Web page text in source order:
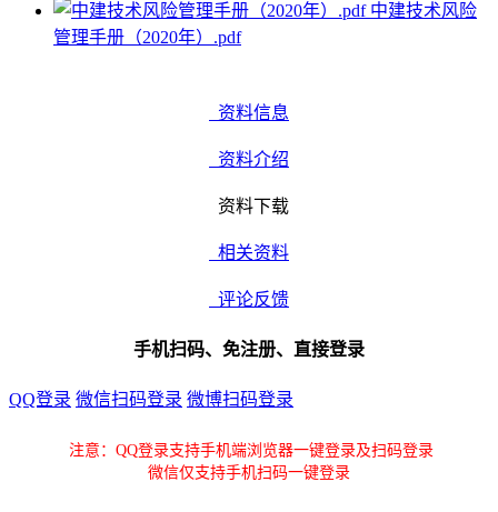
中建技术风险
管理手册（2020年）.pdf
资料信息
资料介绍
资料下载
相关资料
评论反馈
手机扫码、免注册、直接登录
QQ登录 微信扫码登录 微博扫码登录
注意：QQ登录支持手机端浏览器一键登录及扫码登录
微信仅支持手机扫码一键登录